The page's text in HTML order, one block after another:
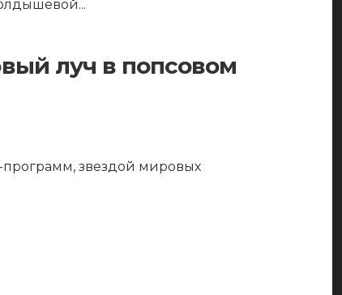
...
луч в попсовом
звездой мировых